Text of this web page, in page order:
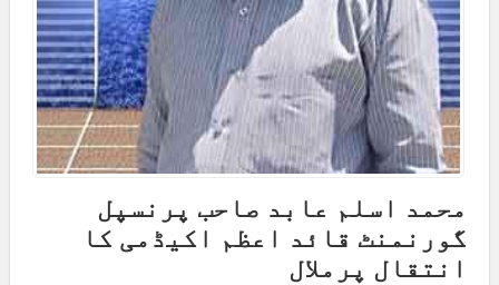
محمد اسلم عابد صاحب پرنسپل
گورنمنٹ قائد اعظم اکیڈمی کا
انتقال پرملال